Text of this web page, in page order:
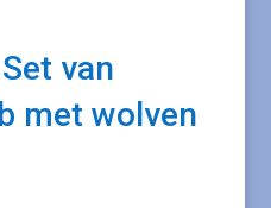
van
met wolven